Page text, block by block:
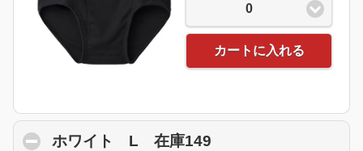
0
カートに入れる
ホワイト L 在庫149